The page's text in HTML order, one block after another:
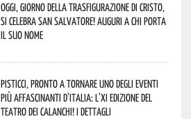
Oggi, giorno della Trasfigurazione di Cristo,
si celebra San Salvatore! Auguri a chi porta
il suo nome
Pisticci, pronto a tornare uno degli eventi
più affascinanti d’Italia: l’XI edizione del
Teatro dei Calanchi! I dettagli